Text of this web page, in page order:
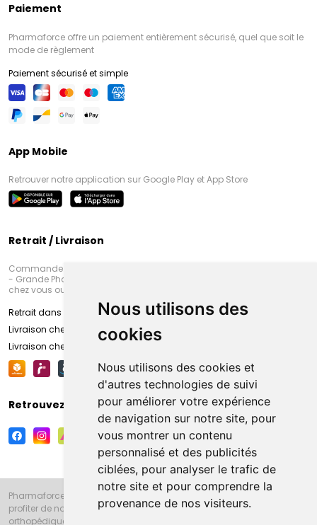
Nous utilisons des
cookies
Nous utilisons des cookies et
d'autres technologies de suivi
pour améliorer votre expérience
de navigation sur notre site, pour
vous montrer un contenu
personnalisé et des publicités
ciblées, pour analyser le trafic de
notre site et pour comprendre la
provenance de nos visiteurs.
Paiement
Pharmaforce offre un paiement entièrement sécurisé, quel que soit le
mode de règlement
Paiement sécurisé et simple
App Mobile
Retrouver notre application sur Google Play et App Store
Retrait / Livraison
Commandez en ligne et venez chercher votre commande à Amiens
- Grande Pharmacie d’Amiens (Fachon) ou recevez-là rapidement
chez vous ou en point retrait
Retrait dans la pharmacie d’Amiens
Livraison chez vous
Livraison chez votre commerçant
Retrouvez-nous sur vos réseaux sociaux
Pharmaforce.fr et la Grande Pharmacie d’Amiens vous souhaitent de
profiter de notre accueil, de nos conseils pharmaceutiques,
orthopédiques, homéopathiques, parapharmaceutiques, beauté et